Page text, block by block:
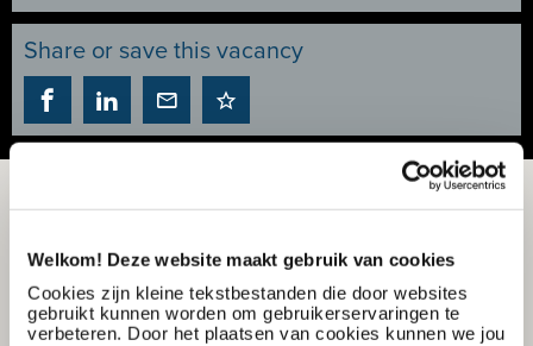
Welkom! Deze website maakt gebruik van cookies
Cookies zijn kleine tekstbestanden die door websites
gebruikt kunnen worden om gebruikerservaringen te
verbeteren. Door het plaatsen van cookies kunnen we jou
Share or save this vacancy